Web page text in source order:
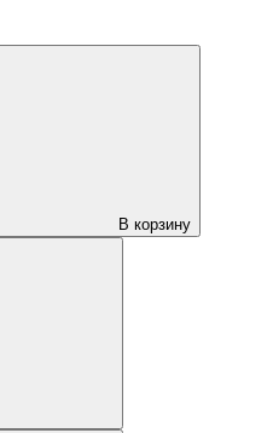
В корзину